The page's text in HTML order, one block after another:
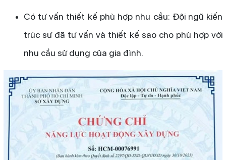
Có tư vấn thiết kế phù hợp nhu cầu: Đội ngũ kiến
trúc sư đã tư vấn và thiết kế sao cho phù hợp với
nhu cầu sử dụng của gia đình.